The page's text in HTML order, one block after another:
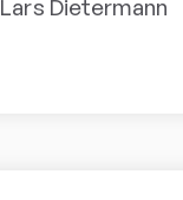
Lars Dietermann